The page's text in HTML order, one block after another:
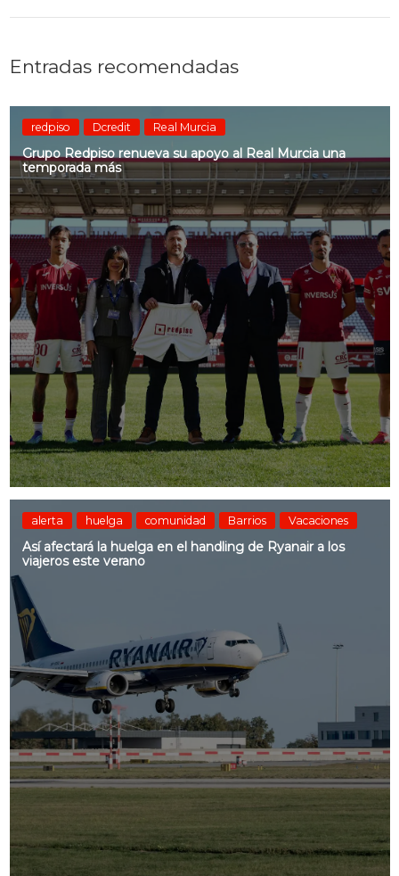
Entradas recomendadas
redpiso Dcredit Real Murcia
Grupo Redpiso renueva su apoyo al Real Murcia una
temporada más
alerta huelga comunidad Barrios Vacaciones
Así afectará la huelga en el handling de Ryanair a los
viajeros este verano